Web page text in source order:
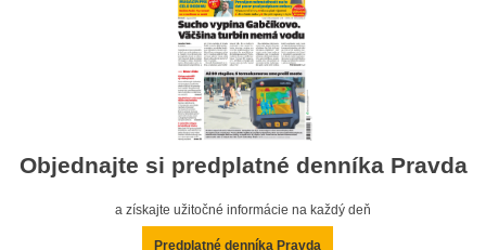
Objednajte si predplatné denníka Pravda
a získajte užitočné informácie na každý deň
Predplatné denníka Pravda